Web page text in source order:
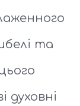
та
духовні